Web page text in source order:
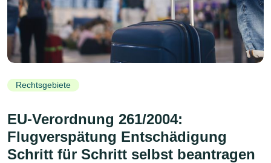
Rechtsgebiete
EU-Verordnung 261/2004:
Flugverspätung Entschädigung
Schritt für Schritt selbst beantragen